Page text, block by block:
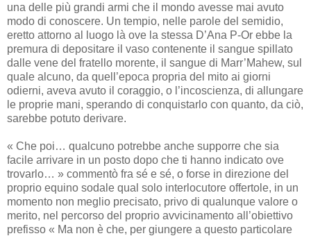
una delle più grandi armi che il mondo avesse mai avuto
modo di conoscere. Un tempio, nelle parole del semidio,
eretto attorno al luogo là ove la stessa D’Ana P-Or ebbe la
premura di depositare il vaso contenente il sangue spillato
dalle vene del fratello morente, il sangue di Marr’Mahew, sul
quale alcuno, da quell’epoca propria del mito ai giorni
odierni, aveva avuto il coraggio, o l’incoscienza, di allungare
le proprie mani, sperando di conquistarlo con quanto, da ciò,
sarebbe potuto derivare.
« Che poi… qualcuno potrebbe anche supporre che sia
facile arrivare in un posto dopo che ti hanno indicato ove
trovarlo… » commentò fra sé e sé, o forse in direzione del
proprio equino sodale qual solo interlocutore offertole, in un
momento non meglio precisato, privo di qualunque valore o
merito, nel percorso del proprio avvicinamento all’obiettivo
prefisso « Ma non è che, per giungere a questo particolare